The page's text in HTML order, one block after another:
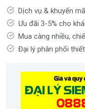
Dịch vụ & khuyến
Ưu đãi 3-5% cho
Mua càng nhiều,
Đại lý phân phối